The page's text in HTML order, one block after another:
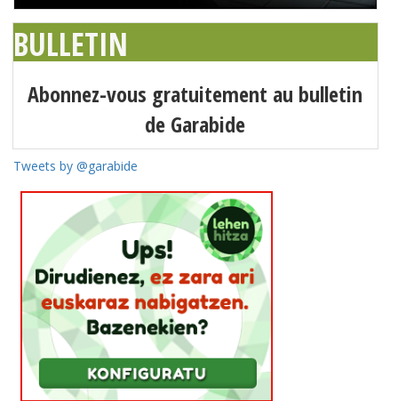
BULLETIN
Abonnez-vous gratuitement au bulletin
de Garabide
Tweets by @garabide